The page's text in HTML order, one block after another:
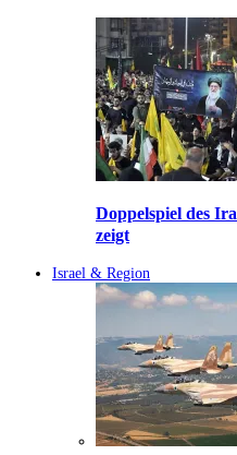
Doppelspiel des
zeigt
Israel & Region